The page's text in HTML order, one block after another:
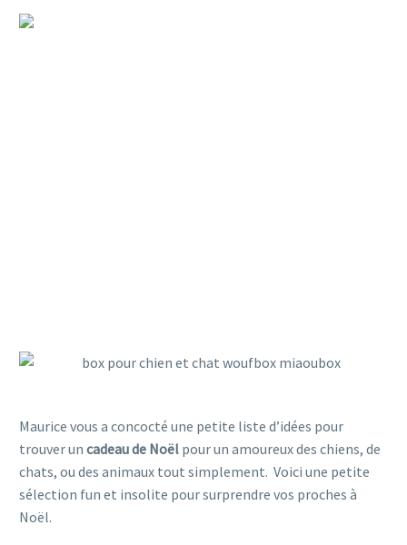
Maurice vous a concocté une petite liste d’idées pour
trouver un cadeau de Noël pour un amoureux des chiens, de
chats, ou des animaux tout simplement. Voici une petite
sélection fun et insolite pour surprendre vos proches à
Noël.